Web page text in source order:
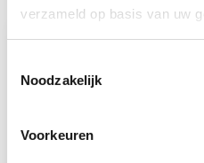
verzameld op basis van uw
Noodzakelijk
Voorkeuren
Stopover
4 DAGEN
Reissom vanaf € 295,-